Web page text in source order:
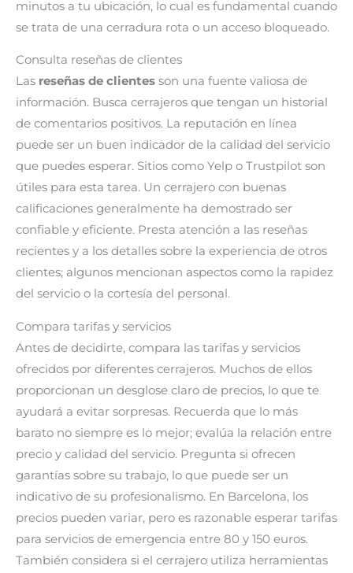
minutos a tu ubicación, lo cual es fundamental cuando
se trata de una cerradura rota o un acceso bloqueado.
Consulta reseñas de clientes
Las reseñas de clientes son una fuente valiosa de
información. Busca cerrajeros que tengan un historial
de comentarios positivos. La reputación en línea
puede ser un buen indicador de la calidad del servicio
que puedes esperar. Sitios como Yelp o Trustpilot son
útiles para esta tarea. Un cerrajero con buenas
calificaciones generalmente ha demostrado ser
confiable y eficiente. Presta atención a las reseñas
recientes y a los detalles sobre la experiencia de otros
clientes; algunos mencionan aspectos como la rapidez
del servicio o la cortesía del personal.
Compara tarifas y servicios
Antes de decidirte, compara las tarifas y servicios
ofrecidos por diferentes cerrajeros. Muchos de ellos
proporcionan un desglose claro de precios, lo que te
ayudará a evitar sorpresas. Recuerda que lo más
barato no siempre es lo mejor; evalúa la relación entre
precio y calidad del servicio. Pregunta si ofrecen
garantías sobre su trabajo, lo que puede ser un
indicativo de su profesionalismo. En Barcelona, los
precios pueden variar, pero es razonable esperar tarifas
para servicios de emergencia entre 80 y 150 euros.
También considera si el cerrajero utiliza herramientas